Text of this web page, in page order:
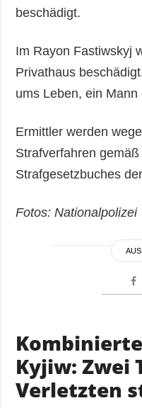
beschädigt.
Im Rayon Fastiwskyj
Privathaus
ums Leben, ein
Ermittler werden
Strafverfahren
Strafgesetzbuches
Fotos: Nationalpolizei
Kyjiw: Zwei
Verletzten